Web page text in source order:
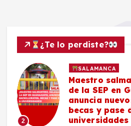
¿Te lo perdiste?
2
SALAMANCA
Maestro
de la SEP en
anuncia
becas y pase
universidades